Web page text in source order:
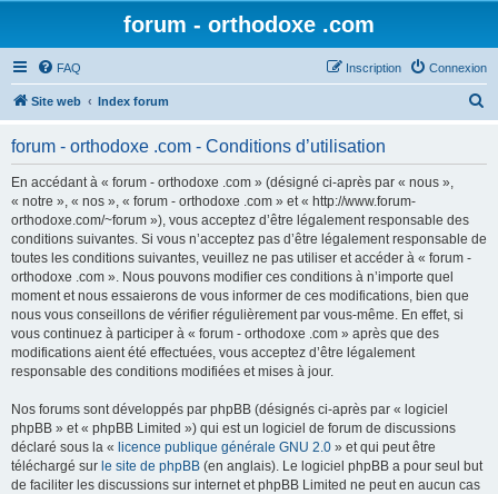
forum - orthodoxe .com
FAQ Connexion
Inscription
Site web Index forum
forum - orthodoxe .com - Conditions d’utilisation
En accédant à « forum - orthodoxe .com » (désigné ci-après par « nous »,
« notre », « nos », « forum - orthodoxe .com » et « http://www.forum-
orthodoxe.com/~forum »), vous acceptez d’être légalement responsable des
conditions suivantes. Si vous n’acceptez pas d’être légalement responsable de
toutes les conditions suivantes, veuillez ne pas utiliser et accéder à « forum -
orthodoxe .com ». Nous pouvons modifier ces conditions à n’importe quel
moment et nous essaierons de vous informer de ces modifications, bien que
nous vous conseillons de vérifier régulièrement par vous-même. En effet, si
vous continuez à participer à « forum - orthodoxe .com » après que des
modifications aient été effectuées, vous acceptez d’être légalement
responsable des conditions modifiées et mises à jour.
Nos forums sont développés par phpBB (désignés ci-après par « logiciel
phpBB » et « phpBB Limited ») qui est un logiciel de forum de discussions
déclaré sous la « licence publique générale GNU 2.0 » et qui peut être
téléchargé sur le site de phpBB (en anglais). Le logiciel phpBB a pour seul but
de faciliter les discussions sur internet et phpBB Limited ne peut en aucun cas